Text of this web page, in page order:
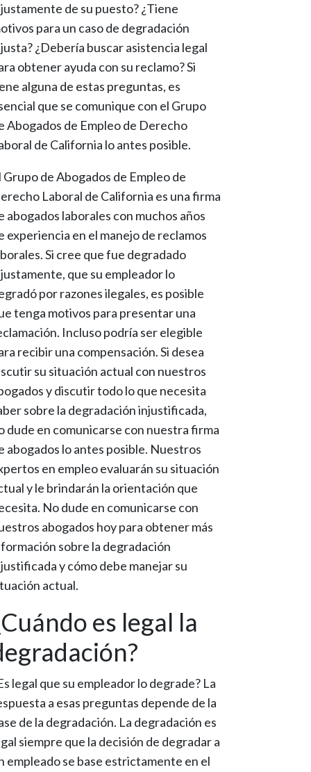
de su puesto? ¿Tiene
para un caso de degradación
¿Debería buscar asistencia legal
obtener ayuda con su reclamo? Si
alguna de estas preguntas, es
que se comunique con el Grupo
Abogados de Empleo de Derecho
de California lo antes posible.
Grupo de Abogados de Empleo de
Laboral de California es una firma
abogados laborales con muchos años
experiencia en el manejo de reclamos
Si cree que fue degradado
que su empleador lo
por razones ilegales, es posible
tenga motivos para presentar una
Incluso podría ser elegible
recibir una compensación. Si desea
su situación actual con nuestros
y discutir todo lo que necesita
sobre la degradación injustificada,
dude en comunicarse con nuestra firma
abogados lo antes posible. Nuestros
en empleo evaluarán su situación
y le brindarán la orientación que
No dude en comunicarse con
abogados hoy para obtener más
sobre la degradación
y cómo debe manejar su
actual.
es legal la
legal que su empleador lo degrade? La
a esas preguntas depende de la
de la degradación. La degradación es
siempre que la decisión de degradar a
empleado se base estrictamente en el